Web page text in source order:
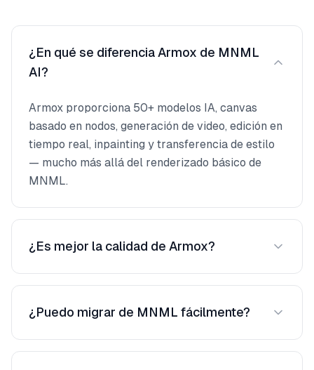
¿En qué se diferencia Armox de MNML
AI?
Armox proporciona 50+ modelos IA, canvas
basado en nodos, generación de video, edición en
tiempo real, inpainting y transferencia de estilo
— mucho más allá del renderizado básico de
MNML.
¿Es mejor la calidad de Armox?
Más modelos significan que puedes elegir el
calidad en estilos diversos.
¿Puedo migrar de MNML fácilmente?
Sí. Ambos funcionan con imágenes subidas. No